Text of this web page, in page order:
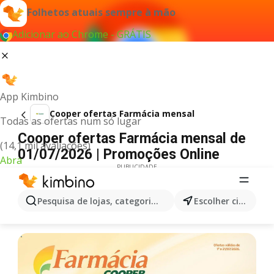
Folhetos atuais sempre à mão
Adicionar ao Chrome - GRÁTIS
App Kimbino
Todas as ofertas num só lugar
(14,1 mil avaliações)
Abra
Pesquisa de lojas, categorias,produtos... Escolher cidade
Cooper ofertas Farmácia mensal
Cooper ofertas Farmácia mensal de
01/07/2026 | Promoções Online
PUBLICIDADE